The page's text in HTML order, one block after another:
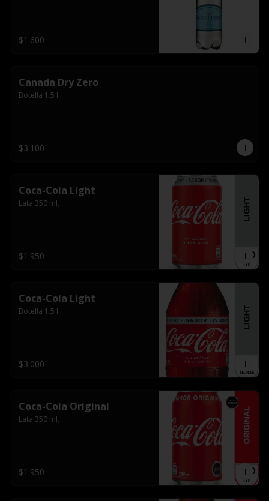
$1.600
Canada Dry Zero
Botella 1.5 l.
$3.100
Coca-Cola Light
Lata 350 ml.
$1.950
Coca-Cola Light
Botella 1.5 l.
$3.000
Coca-Cola Original
Lata 350 ml.
$1.950